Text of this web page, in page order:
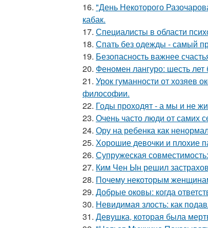
16. "День Некоторого
кабак.
17. Специалисты в области
18. Спать без одежды - самый
19. Безопасность важнее
20. Феномен лангуро: шесть
21. Урок гуманности от хозяев
философии.
22. Годы проходят - а мы и не
23. Очень часто люди от самих
24. Ору на ребенка как
25. Хорошие девочки и плохие
26. Супружеская
27. Ким Чен Ын решил
28. Почему некоторым
29. Добрые оковы: когда
30. Невидимая злость: как
31. Девушка, которая была